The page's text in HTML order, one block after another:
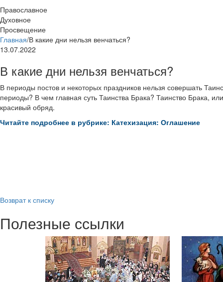
Православное
Духовное
Просвещение
Главная/В какие дни нельзя венчаться?
13.07.2022
В какие дни нельзя венчаться?
В периоды постов и некоторых праздников нельзя совершать
периоды? В чем главная суть Таинства Брака? Таинство Брака,
красивый обряд.
Читайте подробнее в рубрике: Катехизация: Оглашение
Возврат к списку
Полезные ссылки